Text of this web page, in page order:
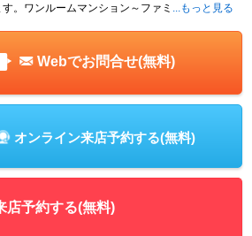
。ワンルームマンション～ファミ
...もっと見る
Webでお問合せ(無料)
オンライン来店予約する(無料)
店予約する(無料)